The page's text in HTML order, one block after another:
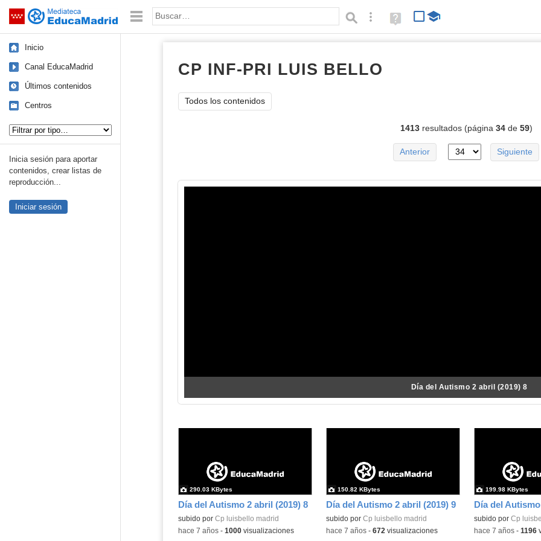
Saltar navegación Palabra o frase: Búsqueda avanzada
Ayuda
(en
Inicio
Canal EducaMadrid
Últimos contenidos
Centros
Inicia sesión para aportar
contenidos, crear listas de
reproducción...
Iniciar sesión
CP INF-PRI LUIS BELLO
Todos los contenidos
1413resultados (página 34de 59)
Anterior Siguiente
Día del Autismo 2 abril (2019) 8
Día del Autismo 2 abril (2019) 8
subido por Cp luisbello madrid
290.03 KBytes
-hace 7 años- 1000visualizaciones
Día del Autismo 2 abril (2019) 9
subido por Cp luisbello madrid
150.82 KBytes
-hace 7 años- 672 visualizaciones
subido por Cp
199.98 KBytes
-hace 7 años- 1196